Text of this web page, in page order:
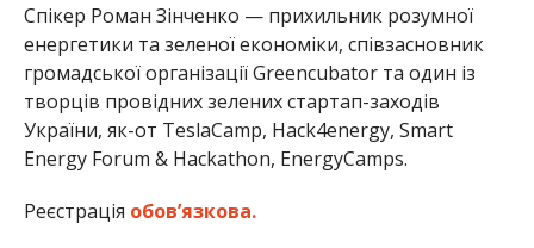
Спікер Роман Зінченко — прихильник розумної
енергетики та зеленої економіки, співзасновник
громадської організації Greencubator та один із
творців провідних зелених стартап-заходів
України, як-от TeslaCamp, Hack4energy, Smart
Energy Forum & Hackathon, EnergyCamps.
Реєстрація обов’язкова.